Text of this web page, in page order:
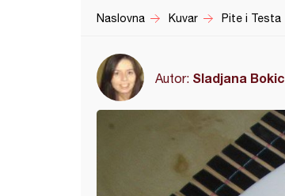
Naslovna Kuvar Pite i Testa
Autor: Sladjana Bokic